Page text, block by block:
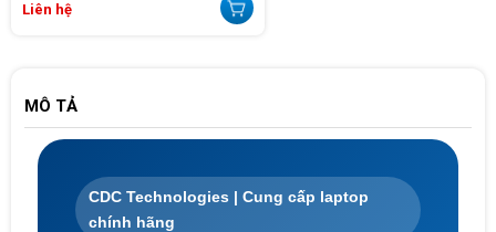
Liên hệ
MÔ TẢ
CDC Technologies | Cung cấp laptop
chính hãng